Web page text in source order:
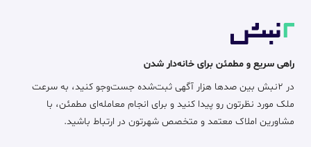
راهی سریع و مطمئن برای خانه‌دار شدن
در ۲نبش بین صدها هزار آگهی ثبت‌شده جست‌وجو کنید، به سرعت
ملک مورد نظرتون رو پیدا کنید و برای انجام معامله‌ای مطمئن، با
مشاورین املاک معتمد و متخصص شهرتون در ارتباط باشید.